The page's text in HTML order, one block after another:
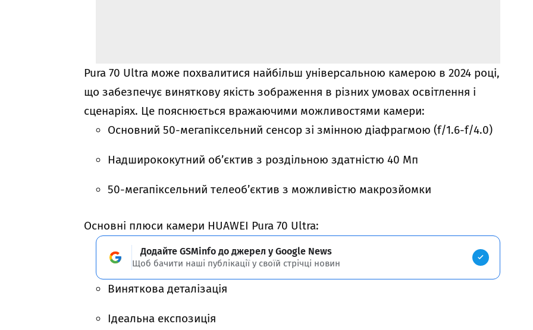
Pura 70 Ultra може похвалитися найбільш універсальною камерою в 2024 році,
що забезпечує виняткову якість зображення в різних умовах освітлення і
сценаріях. Це пояснюється вражаючими можливостями камери:
Основний 50-мегапіксельний сенсор зі змінною діафрагмою (f/1.6-f/4.0)
Надширококутний об’єктив з роздільною здатністю 40 Мп
50-мегапіксельний телеоб’єктив з можливістю макрозйомки
Основні плюси камери HUAWEI Pura 70 Ultra:
Додайте GSMinfo до джерел у Google News
Щоб бачити наші публікації у своїй стрічці новин
Виняткова деталізація
Ідеальна експозиція